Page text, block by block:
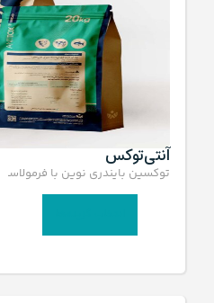
آنتی‌توکس
توکسین بایندری نوین با